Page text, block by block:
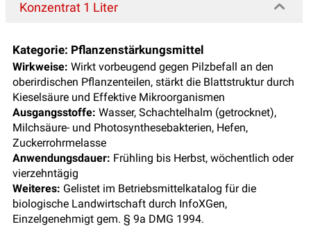
Konzentrat 1 Liter
Kategorie: Pflanzenstärkungsmittel
Wirkweise: Wirkt vorbeugend gegen Pilzbefall an den
oberirdischen Pflanzenteilen, stärkt die Blattstruktur durch
Kieselsäure und Effektive Mikroorganismen
Ausgangsstoffe: Wasser, Schachtelhalm (getrocknet),
Milchsäure- und Photosynthesebakterien, Hefen,
Zuckerrohrmelasse
Anwendungsdauer: Frühling bis Herbst, wöchentlich oder
vierzehntägig
Weiteres: Gelistet im Betriebsmittelkatalog für die
biologische Landwirtschaft durch InfoXGen,
Einzelgenehmigt gem. § 9a DMG 1994.